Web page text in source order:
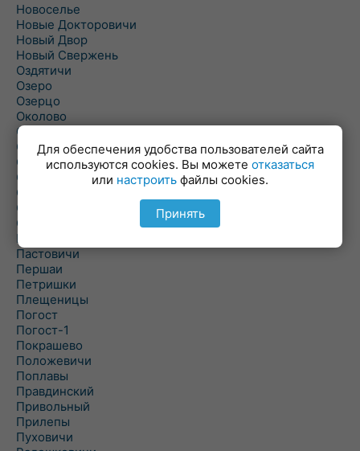
Новоселье
Новые Докторовичи
Новый Двор
Новый Свержень
Оздятичи
Озеро
Озерцо
Околово
Октябрь
Октябрьский
Олехновичи
Омговичи
Оношки
Осовец
Острошицкий Городок
Пасека
Пастовичи
Першаи
Петришки
Плещеницы
Погост
Погост-1
Покрашево
Положевичи
Поплавы
Правдинский
Привольный
Прилепы
Пуховичи
Для обеспечения удобства пользователей сайта
используются cookies. Вы можете отказаться
или настроить файлы cookies.
Принять